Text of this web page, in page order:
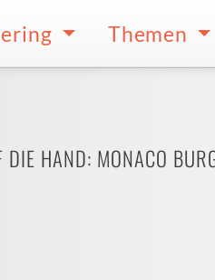
Themen
HAND: MONACO